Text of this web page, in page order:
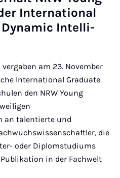
In­ter­na­ti­o­nal
Dy­na­mic In­tel­li­
am 23. November
International Graduate
den NRW Young
an talentierte und
die
oder Diplomstudiums
in der Fachwelt